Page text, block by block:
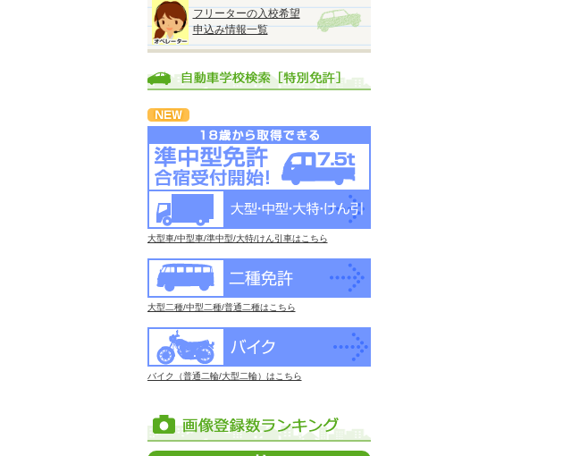
フリーターの入校希望
申込み情報一覧
大型車/中型車/準中型/大特/けん引車はこちら
大型二種/中型二種/普通二種はこちら
バイク（普通二輪/大型二輪）はこちら